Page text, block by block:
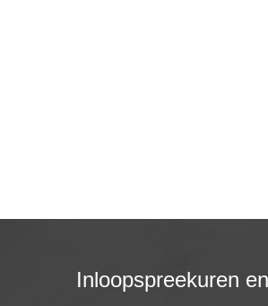
Inloopspreekuren